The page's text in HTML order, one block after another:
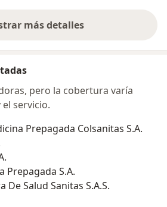
más detalles
sobre la dirección
pero la cobertura varía
servicio.
Prepagada Colsanitas S.A.
Prepagada S.A.
Salud Sanitas S.A.S.